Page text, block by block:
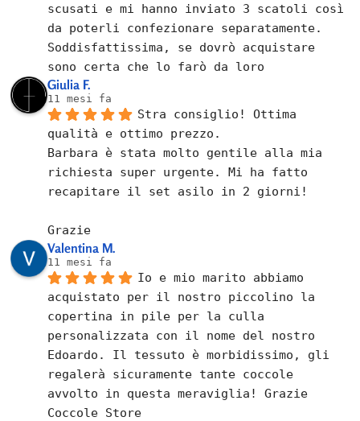
scusati e mi hanno inviato 3 scatoli così
da poterli confezionare separatamente.
Soddisfattissima, se dovrò acquistare
sono certa che lo farò da loro
Giulia F.
11 mesi fa
Stra consiglio! Ottima
qualità e ottimo prezzo.
Barbara è stata molto gentile alla mia
richiesta super urgente. Mi ha fatto
recapitare il set asilo in 2 giorni!
Grazie
Valentina M.
11 mesi fa
Io e mio marito abbiamo
acquistato per il nostro piccolino la
copertina in pile per la culla
personalizzata con il nome del nostro
Edoardo. Il tessuto è morbidissimo, gli
regalerà sicuramente tante coccole
avvolto in questa meraviglia! Grazie
Coccole Store